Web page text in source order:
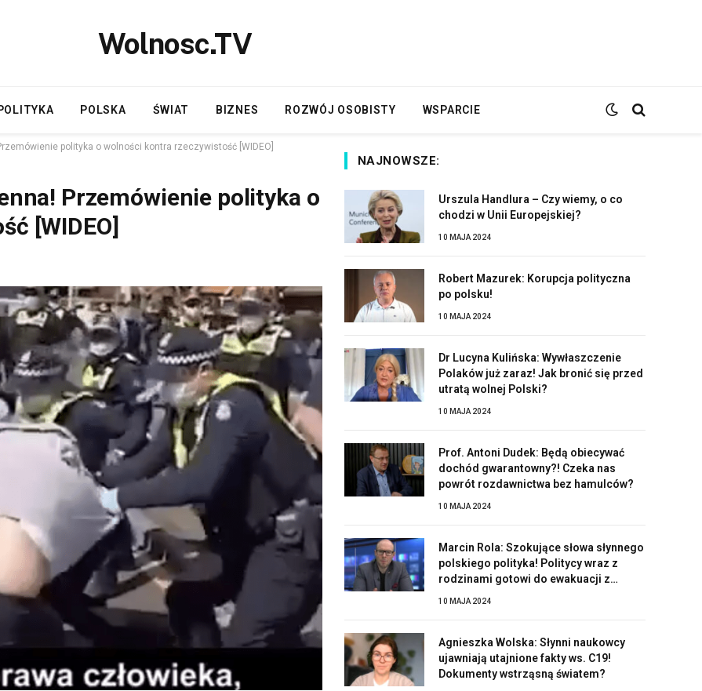
Wolnosc.TV
POLSKA ŚWIAT BIZNES ROZWÓJ OSOBISTY WSPARCIE
polityka o wolności kontra rzeczywistość [WIDEO]
Przemówienie polityka o
[WIDEO]
NAJNOWSZE:
Urszula Handlura – Czy wiemy, o co
chodzi w Unii Europejskiej?
10 MAJA 2024
Robert Mazurek: Korupcja polityczna
po polsku!
10 MAJA 2024
Dr Lucyna Kulińska: Wywłaszczenie
Polaków już zaraz! Jak bronić się przed
utratą wolnej Polski?
10 MAJA 2024
Prof. Antoni Dudek: Będą obiecywać
dochód gwarantowny?! Czeka nas
powrót rozdawnictwa bez hamulców?
10 MAJA 2024
Marcin Rola: Szokujące słowa słynnego
polskiego polityka! Politycy wraz z
rodzinami gotowi do ewakuacji z
10 MAJA 2024
Agnieszka Wolska: Słynni naukowcy
ujawniają utajnione fakty ws. C19!
Dokumenty wstrząsną światem?